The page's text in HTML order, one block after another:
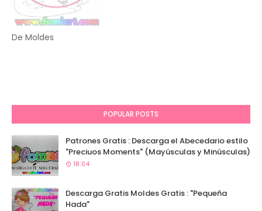
De Moldes
POPULAR POSTS
Patrones Gratis : Descarga el Abecedario estilo
"Preciuos Moments" (Mayúsculas y Minúsculas)
18:04
Descarga Gratis Moldes Gratis : "Pequeña
Hada"